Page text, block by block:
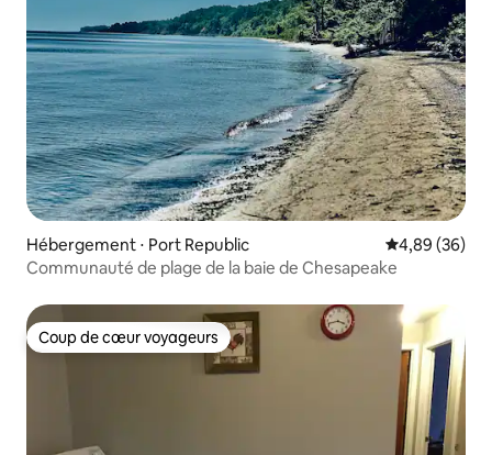
Hébergement ⋅ Port Republic Évaluation
4,89 (36)
Communauté de plage de la baie de Chesapeake
Coup de cœur voyageurs
Coup de cœur voyageurs